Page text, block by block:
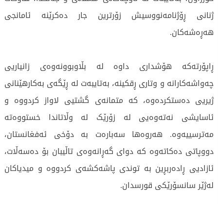
ژنانی ڕۆژنامەنووسیش زۆرترین جار دەکرێنە ئامانجی
هەڕەشەکان.
ڕاپۆرتەکە هۆشداری داوە لە بڵاوبوونەوەی زانیاریی
چەواشەکارانە و وتاری ڕقکينە، بەتایبەت لە ڕێگەی بەکارهێنانی
ژیریی دەستکردەوە، کە متمانەی گشتیی لاواز کردووە و
ئاسایشی نەتەوەیی لە زۆرێک لە وڵاتاندا خستووەتە
مەترسییەوە. هەروەها سەبارەت بە دۆخی ئەفغانستان،
دووپاتی دەکاتەوە کە دوای گەڕانەوەی تاڵیبان بۆ دەسەڵات،
ئازادیی ڕادەربڕین بە توندی پاشەکشەی کردووە و میدیاکان
لەژێر سانسۆرێکی قورسدان.